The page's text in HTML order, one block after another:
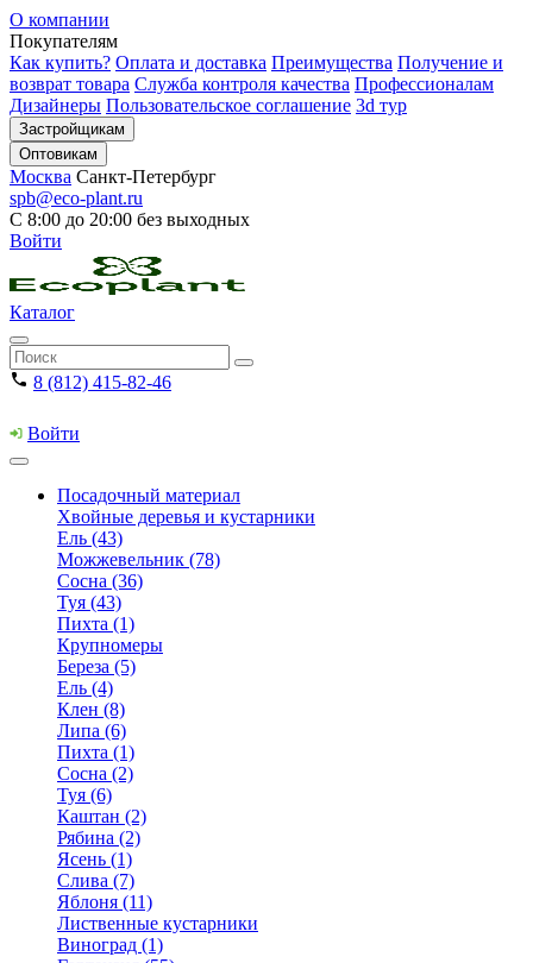
О компании
Покупателям
Как купить? Оплата и доставка Преимущества Получение и
возврат товара Служба контроля качества Профессионалам
Дизайнеры Пользовательское соглашение 3d тур
Застройщикам
Оптовикам
Москва Санкт-Петербург
spb@eco-plant.ru
С 8:00 до 20:00 без выходных
Войти
Каталог
8 (812) 415-82-46
Войти
Посадочный материал
Хвойные деревья и кустарники
Ель (43)
Можжевельник (78)
Сосна (36)
Туя (43)
Пихта (1)
Крупномеры
Береза (5)
Ель (4)
Клен (8)
Липа (6)
Пихта (1)
Сосна (2)
Туя (6)
Каштан (2)
Рябина (2)
Ясень (1)
Слива (7)
Яблоня (11)
Лиственные кустарники
Виноград (1)